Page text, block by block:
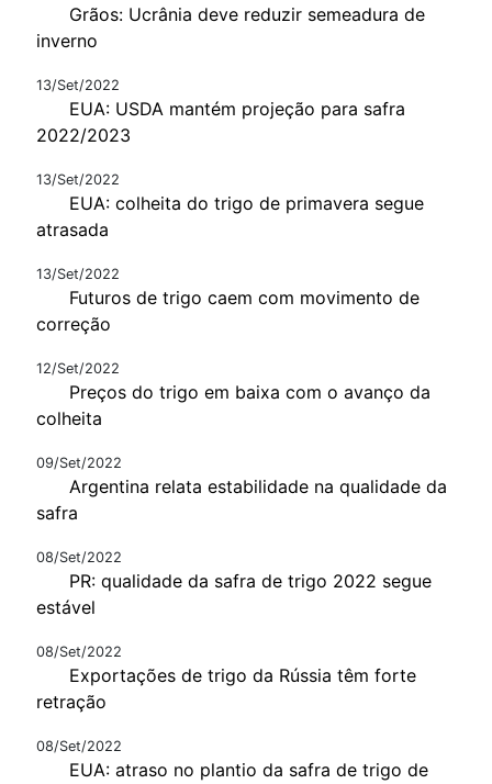
Grãos: Ucrânia deve reduzir semeadura de
inverno
13/Set/2022
EUA: USDA mantém projeção para safra
2022/2023
13/Set/2022
EUA: colheita do trigo de primavera segue
atrasada
13/Set/2022
Futuros de trigo caem com movimento de
correção
12/Set/2022
Preços do trigo em baixa com o avanço da
colheita
09/Set/2022
Argentina relata estabilidade na qualidade da
safra
08/Set/2022
PR: qualidade da safra de trigo 2022 segue
estável
08/Set/2022
Exportações de trigo da Rússia têm forte
retração
08/Set/2022
EUA: atraso no plantio da safra de trigo de